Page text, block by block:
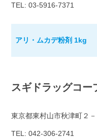
TEL: 03-5916-7371
アリ・ムカデ粉剤 1kg
スギドラッグコー
東京都東村山市秋津町２
TEL: 042-306-2741